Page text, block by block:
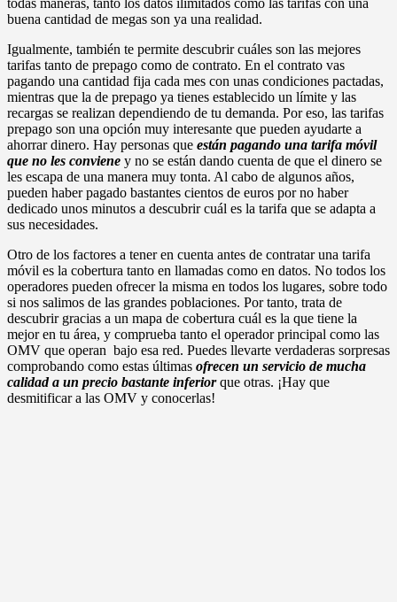
buena cantidad de megas son ya una realidad.
Igualmente, también te permite descubrir cuáles son las mejores
tarifas tanto de prepago como de contrato. En el contrato vas
pagando una cantidad fija cada mes con unas condiciones pactadas,
mientras que la de prepago ya tienes establecido un límite y las
recargas se realizan dependiendo de tu demanda. Por eso, las tarifas
prepago son una opción muy interesante que pueden ayudarte a
ahorrar dinero. Hay personas que están pagando una tarifa móvil
que no les conviene y no se están dando cuenta de que el dinero se
les escapa de una manera muy tonta. Al cabo de algunos años,
pueden haber pagado bastantes cientos de euros por no haber
dedicado unos minutos a descubrir cuál es la tarifa que se adapta a
sus necesidades.
Otro de los factores a tener en cuenta antes de contratar una tarifa
móvil es la cobertura tanto en llamadas como en datos. No todos los
operadores pueden ofrecer la misma en todos los lugares, sobre todo
si nos salimos de las grandes poblaciones. Por tanto, trata de
descubrir gracias a un mapa de cobertura cuál es la que tiene la
mejor en tu área, y comprueba tanto el operador principal como las
OMV que operan bajo esa red. Puedes llevarte verdaderas sorpresas
comprobando como estas últimas ofrecen un servicio de mucha
calidad a un precio bastante inferiorque otras. ¡Hay que
desmitificar a las OMV y conocerlas!